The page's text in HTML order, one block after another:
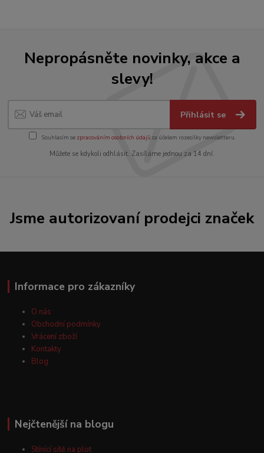
Nepropásněte novinky, akce a
slevy!
Přihlásit se
Souhlasím se zpracováním osobních údajůza účelem rozesílky newsletteru.
Můžete se kdykoli odhlásit. Zasíláme jednou za 14 dní.
Jsme autorizovaní prodejci značek
Informace pro zákazníky
O nás
Obchodní podmínky
Vrácení zboží
Kontakty
Blog
Nejčtenější na blogu
Stínící sítě na plot